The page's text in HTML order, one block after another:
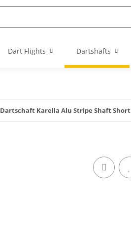
Dart Flights Dartshafts
Dartschaft Karella Alu Stripe Shaft Short